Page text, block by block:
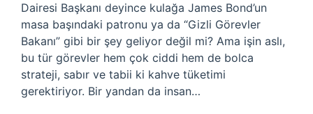
Dairesi Başkanı deyince kulağa James Bond’un
masa başındaki patronu ya da “Gizli Görevler
Bakanı” gibi bir şey geliyor değil mi? Ama işin aslı,
bu tür görevler hem çok ciddi hem de bolca
strateji, sabır ve tabii ki kahve tüketimi
gerektiriyor. Bir yandan da insan…